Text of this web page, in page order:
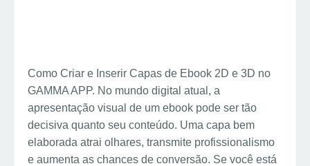
Como Criar e Inserir Capas de Ebook 2D e 3D no
GAMMA APP. No mundo digital atual, a
apresentação visual de um ebook pode ser tão
decisiva quanto seu conteúdo. Uma capa bem
elaborada atrai olhares, transmite profissionalismo
e aumenta as chances de conversão. Se você está